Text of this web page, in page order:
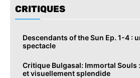
CRITIQUES
Descendants of the Sun Ep. 1-4 :
spectacle
Critique Bulgasal: Immortal Souls
et visuellement splendide